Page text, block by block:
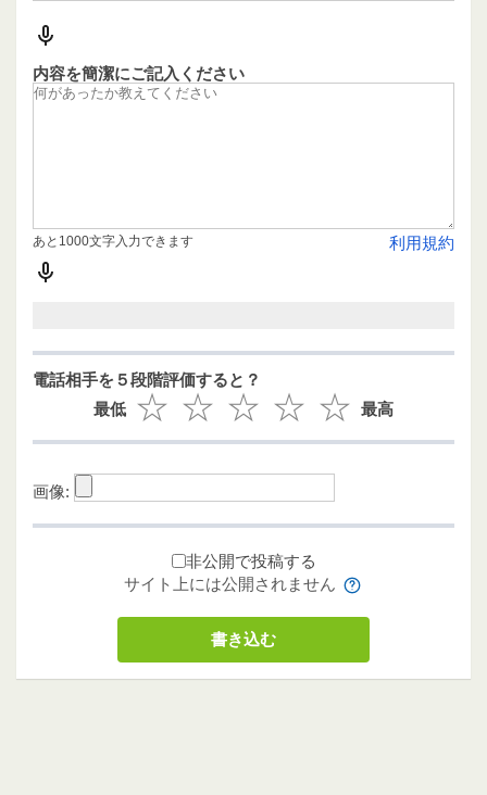
内容を簡潔にご記入ください
利用規約
あと1000文字入力できます
電話相手を５段階評価すると？
最低
最高
画像:
非公開で投稿する
サイト上には公開されません